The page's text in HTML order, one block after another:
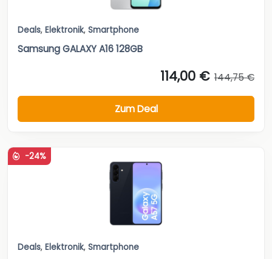
Deals, Elektronik, Smartphone
Samsung GALAXY A16 128GB
114,00 € 144,75 €
Zum Deal
-24%
Deals, Elektronik, Smartphone